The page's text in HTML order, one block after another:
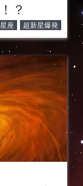
？
星座 超新星爆発